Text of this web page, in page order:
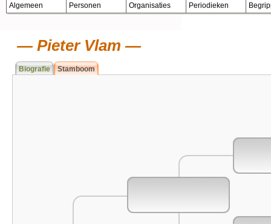
Algemeen Personen Organisaties Periodieken
Pieter Vlam
Biografie Stamboom